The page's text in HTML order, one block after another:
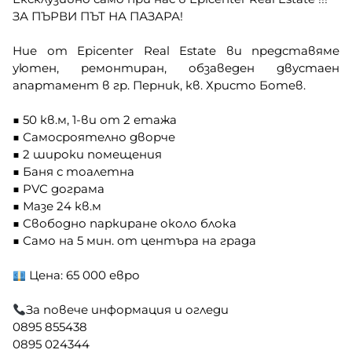
ЗА ПЪРВИ ПЪТ НА ПАЗАРА!
Ние от Epicenter Real Estate ви представяме
уютен, ремонтиран, обзаведен двустаен
апартамент в гр. Перник, кв. Христо Ботев.
■ 50 кв.м, 1-ви от 2 етажа
■ Самосроятелно дворче
■ 2 широки помещения
■ Баня с тоалетна
■ PVC дограма
■ Мазе 24 кв.м
■ Свободно паркиране около блока
■ Само на 5 мин. от центъра на града
Цена: 65 000 евро
За повече информация и огледи
0895 855438
0895 024344